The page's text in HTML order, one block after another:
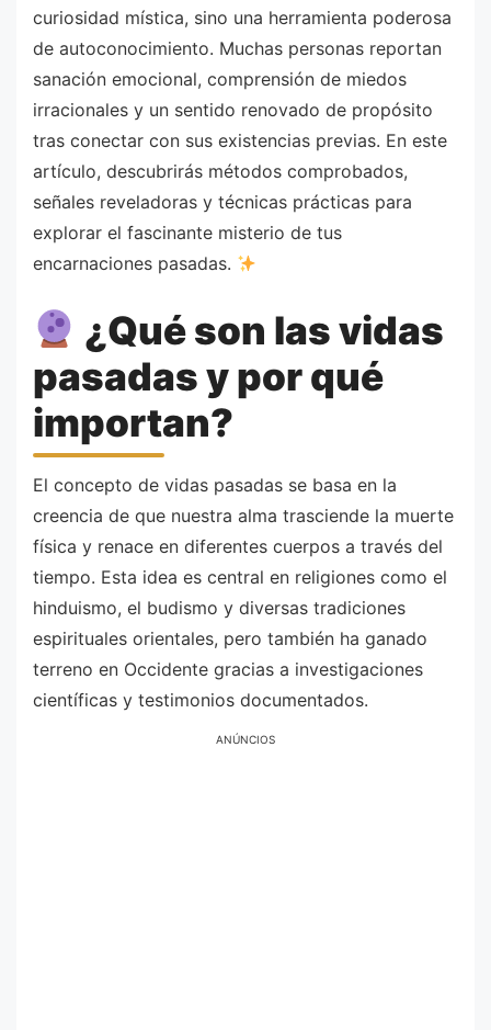
curiosidad mística, sino una herramienta poderosa
de autoconocimiento. Muchas personas reportan
sanación emocional, comprensión de miedos
irracionales y un sentido renovado de propósito
tras conectar con sus existencias previas. En este
artículo, descubrirás métodos comprobados,
señales reveladoras y técnicas prácticas para
explorar el fascinante misterio de tus
encarnaciones pasadas.
¿Qué son las vidas
pasadas y por qué
importan?
El concepto de vidas pasadas se basa en la
creencia de que nuestra alma trasciende la muerte
física y renace en diferentes cuerpos a través del
tiempo. Esta idea es central en religiones como el
hinduismo, el budismo y diversas tradiciones
espirituales orientales, pero también ha ganado
terreno en Occidente gracias a investigaciones
científicas y testimonios documentados.
ANÚNCIOS